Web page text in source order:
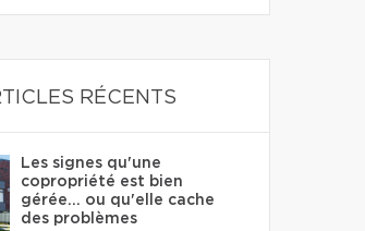
RÉCENTS
Les signes qu'une
copropriété est bien
gérée… ou qu'elle cache
des problèmes